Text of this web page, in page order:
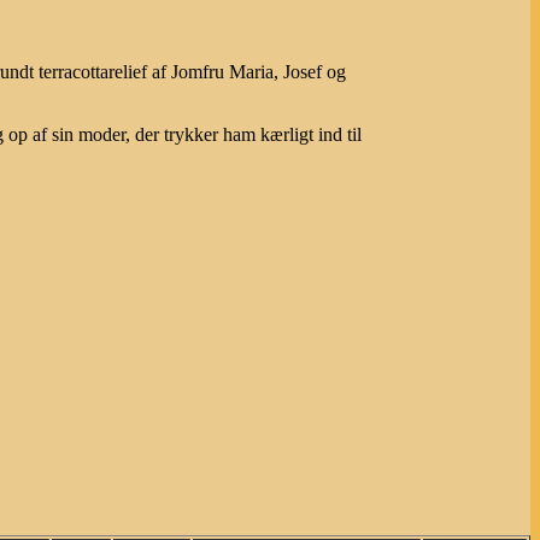
terracottarelief af Jomfru Maria, Josef og
op af sin moder, der trykker ham kærligt ind til